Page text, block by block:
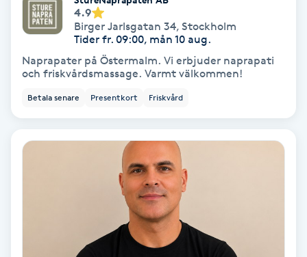
Färgning
Föning
Gelenaglar
Gellack med förstärkning
4.9
Birger Jarlsgatan 34, Stockholm
Tider fr. 09:00, mån 10 aug.
Naprapater på Östermalm. Vi erbjuder naprapati
och friskvårdsmassage. Varmt välkommen!
Betala senare Presentkort Friskvård